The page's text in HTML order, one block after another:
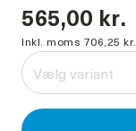
565,00 kr.
Inkl. moms 706,25 kr.
Vælg variant